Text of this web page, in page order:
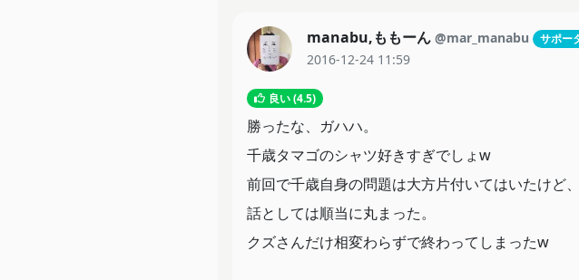
manabu,ももーん @mar_manabu サポー
2016-12-24 11:59
良い (4.5)
勝ったな、ガハハ。
千歳タマゴのシャツ好きすぎでしょw
前回で千歳自身の問題は大方片付いてはいたけど
話としては順当に丸まった。
クズさんだけ相変わらずで終わってしまったw